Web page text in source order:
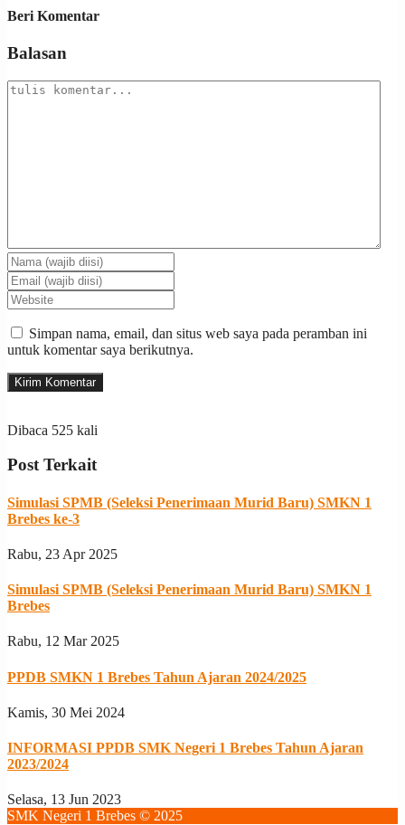
Beri Komentar
Balasan
Simpan nama, email, dan situs web saya pada peramban ini
untuk komentar saya berikutnya.
Dibaca 525 kali
Post Terkait
Simulasi SPMB (Seleksi Penerimaan Murid Baru) SMKN 1
Brebes ke-3
Rabu, 23 Apr 2025
Simulasi SPMB (Seleksi Penerimaan Murid Baru) SMKN 1
Brebes
Rabu, 12 Mar 2025
PPDB SMKN 1 Brebes Tahun Ajaran 2024/2025
Kamis, 30 Mei 2024
INFORMASI PPDB SMK Negeri 1 Brebes Tahun Ajaran
2023/2024
Selasa, 13 Jun 2023
SMK Negeri 1 Brebes © 2025